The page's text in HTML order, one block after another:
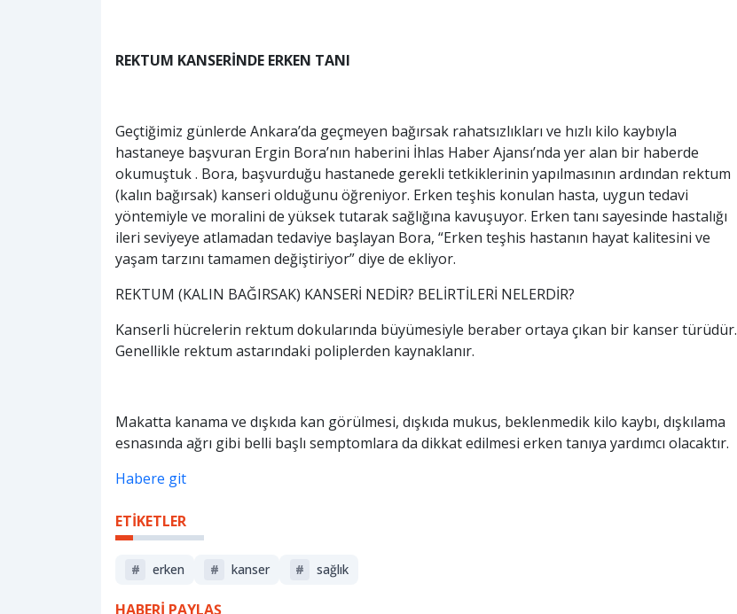
REKTUM KANSERİNDE ERKEN TANI
Geçtiğimiz günlerde Ankara’da geçmeyen bağırsak rahatsızlıkları ve hızlı kilo kaybıyla
hastaneye başvuran Ergin Bora’nın haberini İhlas Haber Ajansı’nda yer alan bir haberde
okumuştuk . Bora, başvurduğu hastanede gerekli tetkiklerinin yapılmasının ardından rektum
(kalın bağırsak) kanseri olduğunu öğreniyor. Erken teşhis konulan hasta, uygun tedavi
yöntemiyle ve moralini de yüksek tutarak sağlığına kavuşuyor. Erken tanı sayesinde hastalığı
ileri seviyeye atlamadan tedaviye başlayan Bora, “Erken teşhis hastanın hayat kalitesini ve
yaşam tarzını tamamen değiştiriyor” diye de ekliyor.
REKTUM (KALIN BAĞIRSAK) KANSERİ NEDİR? BELİRTİLERİ NELERDİR?
Kanserli hücrelerin rektum dokularında büyümesiyle beraber ortaya çıkan bir kanser türüdür.
Genellikle rektum astarındaki poliplerden kaynaklanır.
Makatta kanama ve dışkıda kan görülmesi, dışkıda mukus, beklenmedik kilo kaybı, dışkılama
esnasında ağrı gibi belli başlı semptomlara da dikkat edilmesi erken tanıya yardımcı olacaktır.
Habere git
ETİKETLER
# erken # kanser # sağlık
HABERİ PAYLAŞ